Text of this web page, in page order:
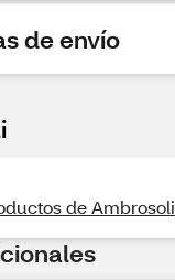
de envío
de Ambrosoli